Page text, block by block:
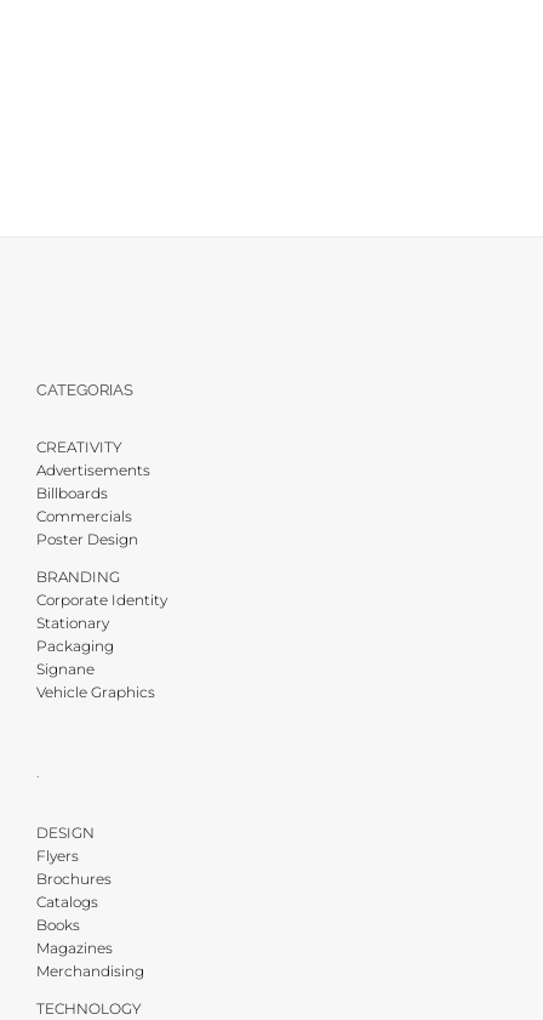
CATEGORIAS
CREATIVITY
Advertisements
Billboards
Commercials
Poster Design
BRANDING
Corporate Identity
Stationary
Packaging
Signane
Vehicle Graphics
·
DESIGN
Flyers
Brochures
Catalogs
Books
Magazines
Merchandising
TECHNOLOGY